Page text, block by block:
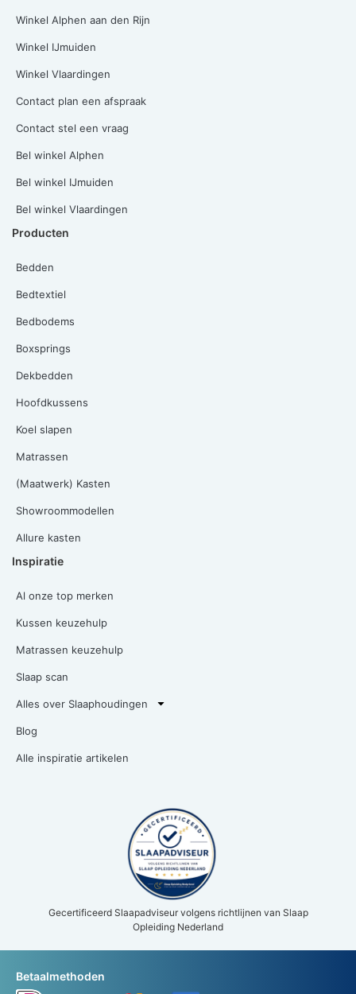
Winkel Alphen aan den Rijn
Winkel IJmuiden
Winkel Vlaardingen
Contact plan een afspraak
Contact stel een vraag
Bel winkel Alphen
Bel winkel IJmuiden
Bel winkel Vlaardingen
Producten
Bedden
Bedtextiel
Bedbodems
Boxsprings
Dekbedden
Hoofdkussens
Koel slapen
Matrassen
(Maatwerk) Kasten
Showroommodellen
Allure kasten
Inspiratie
Al onze top merken
Kussen keuzehulp
Matrassen keuzehulp
Slaap scan
Alles over Slaaphoudingen
Blog
Alle inspiratie artikelen
Gecertificeerd Slaapadviseur volgens richtlijnen van Slaap
Opleiding Nederland
Betaalmethoden